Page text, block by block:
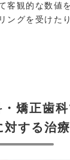
客観的な数値
ングを受けた
矯正歯科
対する治療